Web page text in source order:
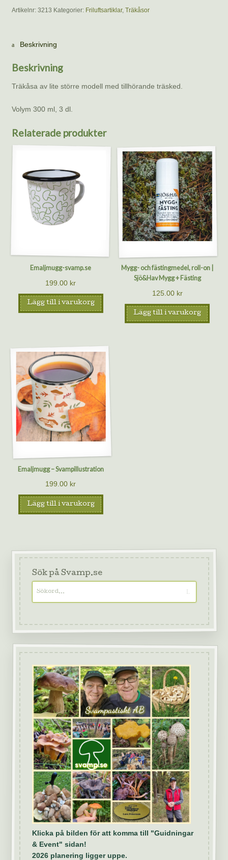
300
träsked
Artikelnr: 3213 Kategorier: Friluftsartiklar, Träkåsor
Beskrivning
Beskrivning
Träkåsa av lite större modell med tillhörande träsked.
Volym 300 ml, 3 dl.
Relaterade produkter
Emaljmugg-svamp.se
199.00 kr
Lägg till i varukorg
Mygg- och fästingmedel, roll-on |
Sjö&Hav Mygg + Fästing
125.00 kr
Lägg till i varukorg
Emaljmugg – Svampillustration
199.00 kr
Lägg till i varukorg
Sök på Svamp.se
Klicka på bilden för att komma till "Guidningar
& Event" sidan!
2026 planering ligger uppe.